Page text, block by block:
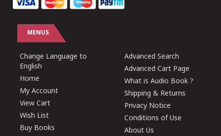
MENUS
Change Language to
English
Home
My Account
View Cart
Wish List
Buy Books
Advanced Search
Advanced Cart Page
What is Audio Book ?
Shipping & Returns
Privacy Notice
Conditions of Use
About Us